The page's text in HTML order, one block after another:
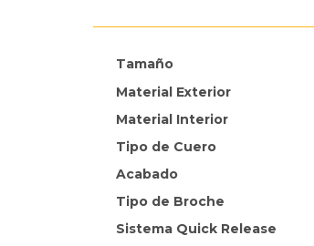
Tamaño
Material Exterior
Material Interior
Tipo de Cuero
Acabado
Tipo de Broche
Sistema Quick Release